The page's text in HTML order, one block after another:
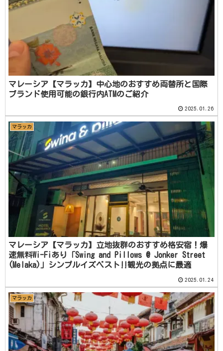
マレーシア【マラッカ】中心地のおすすめ両替所と国際
ブランド使用可能の銀行内ATMのご紹介
2025.01.26
マラッカ
マレーシア【マラッカ】立地抜群のおすすめ格安宿！爆
速無料Wi-Fiあり「Swing and Pillows @ Jonker Street
(Melaka)」シンプルイズベスト‼️観光の拠点に最適
2025.01.24
マラッカ